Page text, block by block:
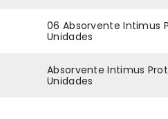
06 Absorvente Intimus
Unidades
Absorvente Intimus
Unidades